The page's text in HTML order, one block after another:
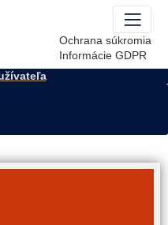
Ochrana súkromia
Informácie GDPR